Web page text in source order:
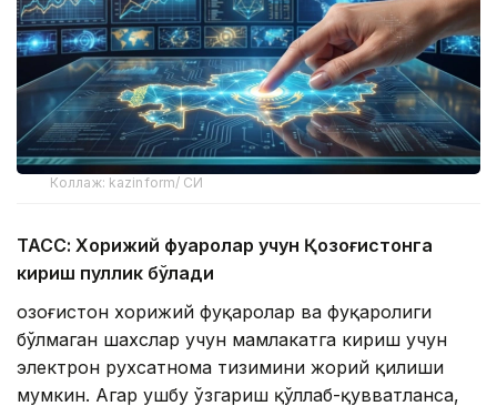
Коллаж: kazinform/ СИ
ТАСС: Хорижий фуқаролар учун Қозоғистонга
кириш пуллик бўлади
Қозоғистон хорижий фуқаролар ва фуқаролиги
бўлмаган шахслар учун мамлакатга кириш учун
электрон рухсатнома тизимини жорий қилиши
мумкин. Агар ушбу ўзгариш қўллаб-қувватланса,